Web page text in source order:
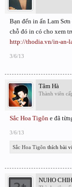
Bạn đến in ấn Lam
chỗ đó in có cho xem
http://thodia.vn/in-an-
3/6/13
Tâm Hà
Thành viên
Sắc Hoa Tigôn e đã
3/6/13
Sắc Hoa Tigôn thích bài
NUHO